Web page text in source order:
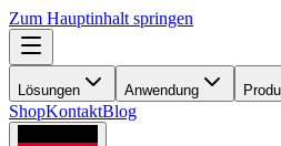
Zum Hauptinhalt springen
Lösungen Anwendung
ShopKontaktBlog